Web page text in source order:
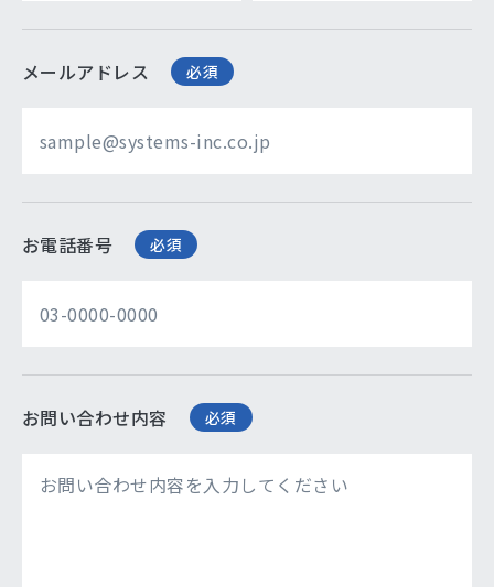
メールアドレス 必須
お電話番号 必須
お問い合わせ内容 必須